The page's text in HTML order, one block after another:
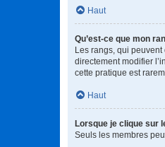
Haut
Qu’est-ce que mon
Les rangs, qui
directement modifier
cette pratique est
Haut
Lorsque je clique sur
Seuls les membres